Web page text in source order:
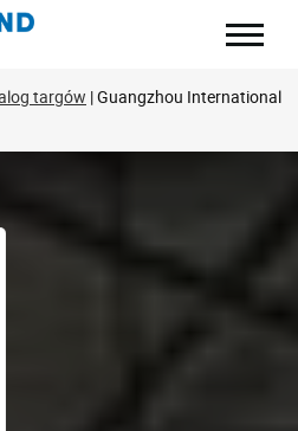
targów Guangzhou International